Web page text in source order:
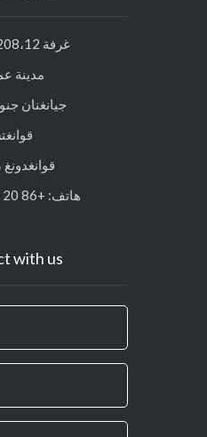
مدينة عمودي
جيانغنان جنوب الجادة
قوانغدونغ ، الصين
Contact with us